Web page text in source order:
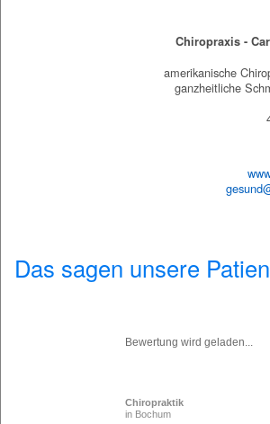
Chiropraxis -
amerikanische
ganzheitliche
Das sagen unsere
Bewertung wird geladen...
Chiropraktik
in Bochum